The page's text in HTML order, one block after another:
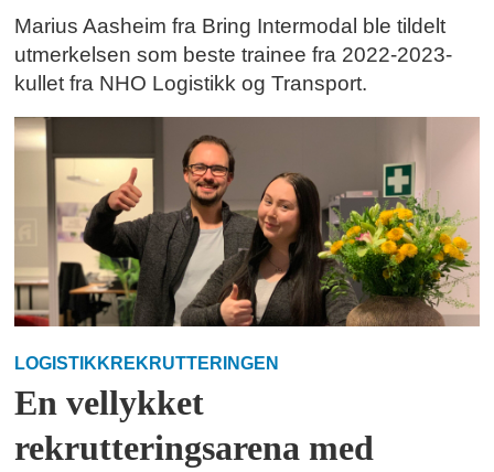
Marius Aasheim fra Bring Intermodal ble tildelt
utmerkelsen som beste trainee fra 2022-2023-
kullet fra NHO Logistikk og Transport.
LOGISTIKKREKRUTTERINGEN
En vellykket
rekrutteringsarena med